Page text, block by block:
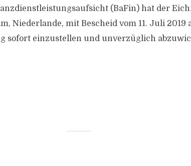
(BaFin) hat der
Niederlande, mit Bescheid vom 11. Juli 2019
sofort einzustellen und unverzüglich